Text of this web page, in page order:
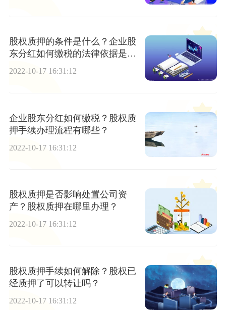
股权质押的条件是什么？企业股
东分红如何缴税的法律依据是什
么？
2022-10-17 16:31:12
企业股东分红如何缴税？股权质
押手续办理流程有哪些？
2022-10-17 16:31:12
股权质押是否影响处置公司资
产？股权质押在哪里办理？
2022-10-17 16:31:12
股权质押手续如何解除？股权已
经质押了可以转让吗？
2022-10-17 16:31:12